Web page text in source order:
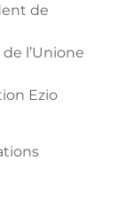
de
l’Unione
Ezio